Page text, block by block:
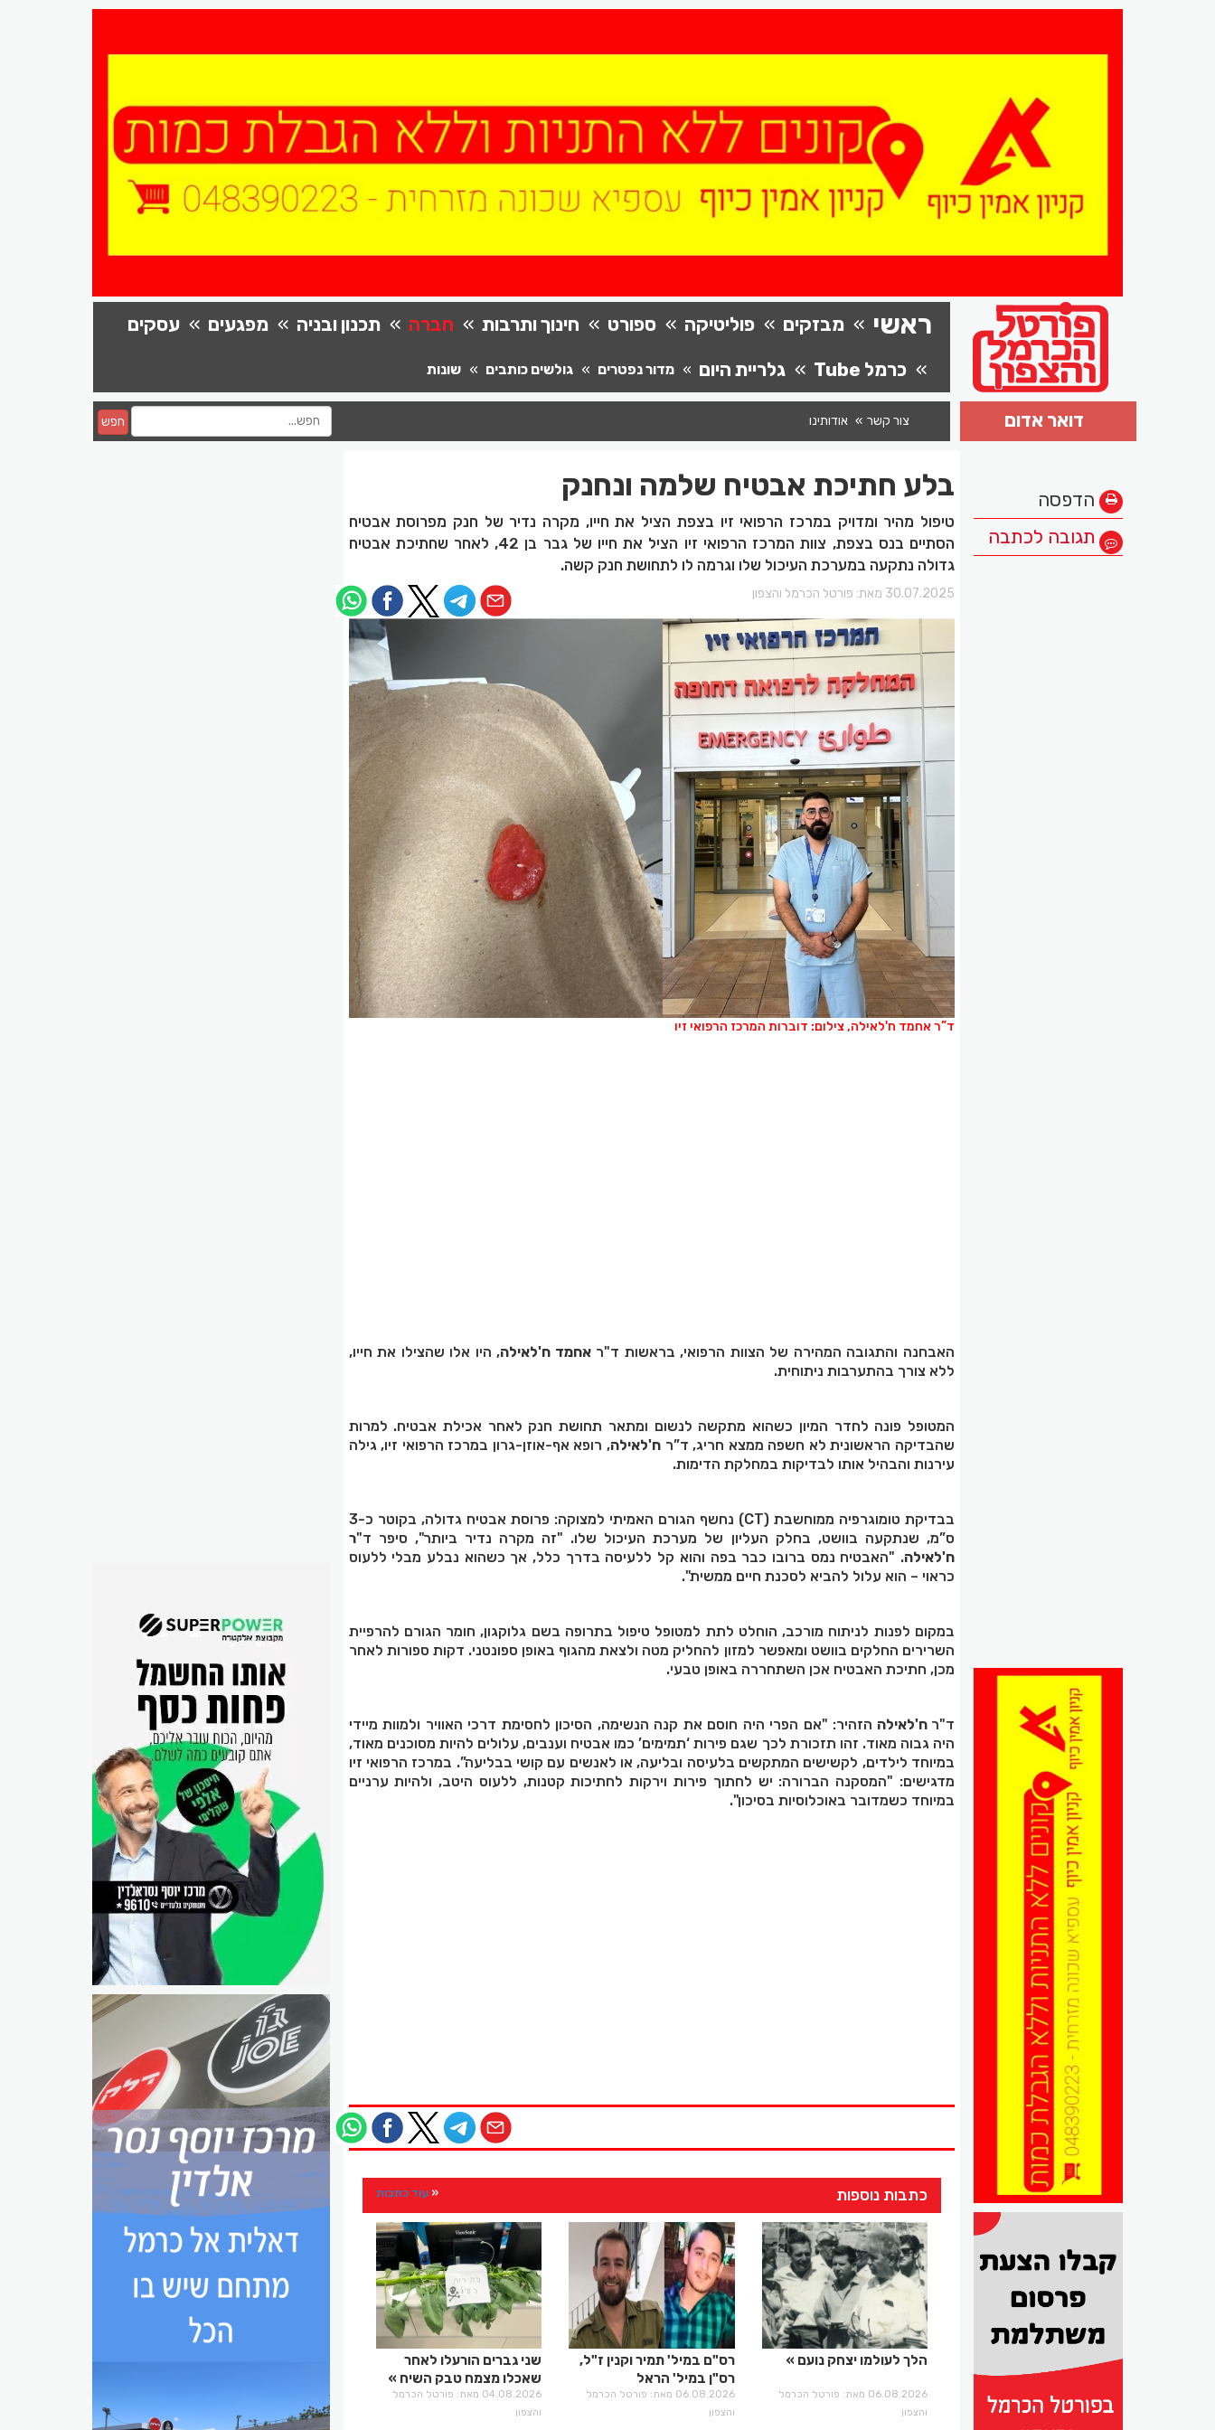
ראשי מבזקים פוליטיקה ספורט חינוך ותרבות חברה תכנון ובניה מפגעים
עסקים
כרמל Tube
גלריית היום מדור נפטרים גולשים כותבים שונות
צור קשר אודותינו חפש דואר אדום
הדפסה
תגובה לכתבה
בלע חתיכת אבטיח שלמה ונחנק
טיפול מהיר ומדויק במרכז הרפואי זיו בצפת הציל את חייו, מקרה נדיר של חנק מפרוסת אבטיח
הסתיים בנס בצפת, צוות המרכז הרפואי זיו הציל את חייו של גבר בן 42, לאחר שחתיכת אבטיח
גדולה נתקעה במערכת העיכול שלו וגרמה לו לתחושת חנק קשה.
30.07.2025 מאת: פורטל הכרמל והצפון
ד”ר אחמד ח'לאילה, צילום: דוברות המרכז הרפואי זיו
האבחנה והתגובה המהירה של הצוות הרפואי, בראשות ד"ראחמד ח'לאילה, היו אלו שהצילו את חייו,
ללא צורך בהתערבות ניתוחית.
המטופל פונה לחדר המיון כשהוא מתקשה לנשום ומתאר תחושת חנק לאחר אכילת אבטיח. למרות
שהבדיקה הראשונית לא חשפה ממצא חריג, ד”רח'לאילה, רופא אף-אוזן-גרון במרכז הרפואי זיו, גילה
עירנות והבהיל אותו לבדיקות במחלקת הדימות.
בבדיקת טומוגרפיה ממוחשבת (CT) נחשף הגורם האמיתי למצוקה: פרוסת אבטיח גדולה, בקוטר כ-3
ס”מ, שנתקעה בוושט, בחלק העליון של מערכת העיכול שלו. "זה מקרה נדיר ביותר", סיפר ד"ר
ח'לאילה. "האבטיח נמס ברובו כבר בפה והוא קל ללעיסה בדרך כלל, אך כשהוא נבלע מבלי ללעוס
כראוי – הוא עלול להביא לסכנת חיים ממשית".
במקום לפנות לניתוח מורכב, הוחלט לתת למטופל טיפול בתרופה בשם גלוקגון, חומר הגורם להרפיית
השרירים החלקים בוושט ומאפשר למזון להחליק מטה ולצאת מהגוף באופן ספונטני. דקות ספורות לאחר
מכן, חתיכת האבטיח אכן השתחררה באופן טבעי.
ד"ר ח'לאילה הזהיר: "אם הפרי היה חוסם את קנה הנשימה, הסיכון לחסימת דרכי האוויר ולמוות מיידי
היה גבוה מאוד. זהו תזכורת לכך שגם פירות ‘תמימים’ כמו אבטיח וענבים, עלולים להיות מסוכנים מאוד,
במיוחד לילדים, לקשישים המתקשים בלעיסה ובליעה, או לאנשים עם קושי בבליעה”. במרכז הרפואי זיו
מדגישים: "המסקנה הברורה: יש לחתוך פירות וירקות לחתיכות קטנות, ללעוס היטב, ולהיות ערניים
במיוחד כשמדובר באוכלוסיות בסיכון".
כתבות נוספות עוד כתבות
הלך לעולמו יצחק נועם
06.08.2026 מאת: פורטל הכרמל
והצפון
רס"ם במיל' תמיר וקנין ז"ל,
רס"ן במיל' הראל
בירנשטוק ז"ל06.08.2026 מאת: פורטל הכרמל
והצפון
שני גברים הורעלו לאחר
שאכלו מצמח טבק השיח
04.08.2026 מאת: פורטל הכרמל
והצפון